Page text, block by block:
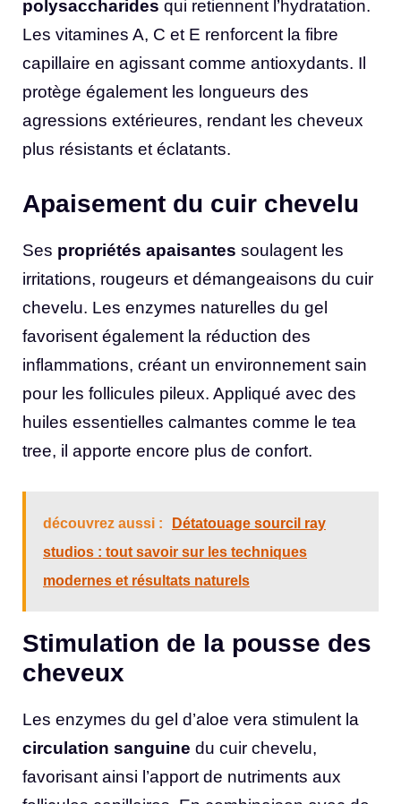
polysaccharides qui retiennent l’hydratation.
Les vitamines A, C et E renforcent la fibre
capillaire en agissant comme antioxydants. Il
protège également les longueurs des
agressions extérieures, rendant les cheveux
plus résistants et éclatants.
Apaisement du cuir chevelu
Ses propriétés apaisantes soulagent les
irritations, rougeurs et démangeaisons du cuir
chevelu. Les enzymes naturelles du gel
favorisent également la réduction des
inflammations, créant un environnement sain
pour les follicules pileux. Appliqué avec des
huiles essentielles calmantes comme le tea
tree, il apporte encore plus de confort.
découvrez aussi :
Détatouage sourcil ray
studios : tout savoir sur les techniques
modernes et résultats naturels
Stimulation de la pousse des
cheveux
Les enzymes du gel d’aloe vera stimulent la
circulation sanguine du cuir chevelu,
favorisant ainsi l’apport de nutriments aux